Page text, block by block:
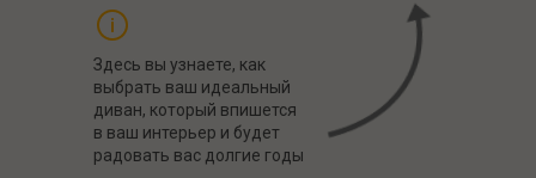
Здесь вы узнаете, как
выбрать ваш идеальный
диван, который впишется
в ваш интерьер и будет
радовать вас долгие годы